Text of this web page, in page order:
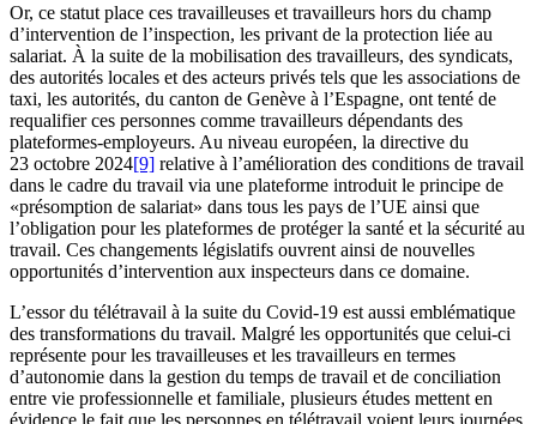
Or, ce statut place ces travailleuses et travailleurs hors du champ
d’intervention de l’inspection, les privant de la protection liée au
salariat. À la suite de la mobilisation des travailleurs, des syndicats,
des autorités locales et des acteurs privés tels que les associations de
taxi, les autorités, du canton de Genève à l’Espagne, ont tenté de
requalifier ces personnes comme travailleurs dépendants des
plateformes-employeurs. Au niveau européen, la directive du
23 octobre 2024[9] relative à l’amélioration des conditions de travail
dans le cadre du travail via une plateforme introduit le principe de
«présomption de salariat» dans tous les pays de l’UE ainsi que
l’obligation pour les plateformes de protéger la santé et la sécurité au
travail. Ces changements législatifs ouvrent ainsi de nouvelles
opportunités d’intervention aux inspecteurs dans ce domaine.
L’essor du télétravail à la suite du Covid-19 est aussi emblématique
des transformations du travail. Malgré les opportunités que celui-ci
représente pour les travailleuses et les travailleurs en termes
d’autonomie dans la gestion du temps de travail et de conciliation
entre vie professionnelle et familiale, plusieurs études mettent en
évidence le fait que les personnes en télétravail voient leurs journées